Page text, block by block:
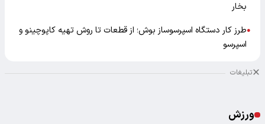
بخار
●طرز کار دستگاه اسپرسوساز بوش؛ از قطعات تا روش تهیه کاپوچینو و
اسپرسو
تبلیغات
ورزش